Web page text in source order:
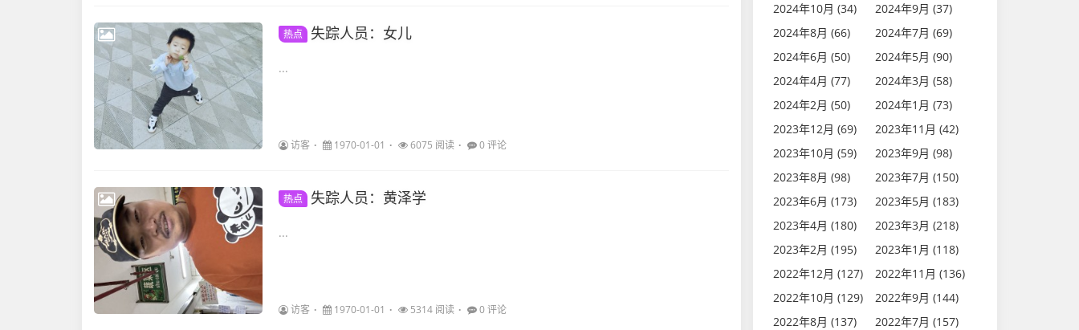
热点 失踪人员：女儿
...
访客 1970-01-01 6075 阅读 0 评论
热点 失踪人员：黄泽学
...
访客 1970-01-01 5314 阅读 0 评论
2024年10月 (34)
2024年9月 (37)
2024年8月 (66)
2024年7月 (69)
2024年6月 (50)
2024年5月 (90)
2024年4月 (77)
2024年3月 (58)
2024年2月 (50)
2024年1月 (73)
2023年12月 (69)
2023年11月 (42)
2023年10月 (59)
2023年9月 (98)
2023年8月 (98)
2023年7月 (150)
2023年6月 (173)
2023年5月 (183)
2023年4月 (180)
2023年3月 (218)
2023年2月 (195)
2023年1月 (118)
2022年12月 (127)
2022年11月 (136)
2022年10月 (129)
2022年9月 (144)
2022年8月 (137)
2022年7月 (157)